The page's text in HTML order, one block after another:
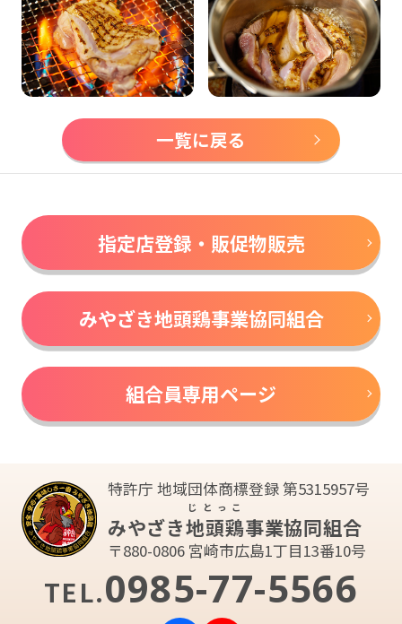
一覧に戻る
指定店登録・販促物販売
みやざき地頭鶏事業協同組合
組合員専用ページ
特許庁 地域団体商標登録 第5315957号
みやざき地頭鶏
じとっこ
事業協同組合
〒880-0806 宮崎市広島1丁目13番10号
TEL.0985-77-5566